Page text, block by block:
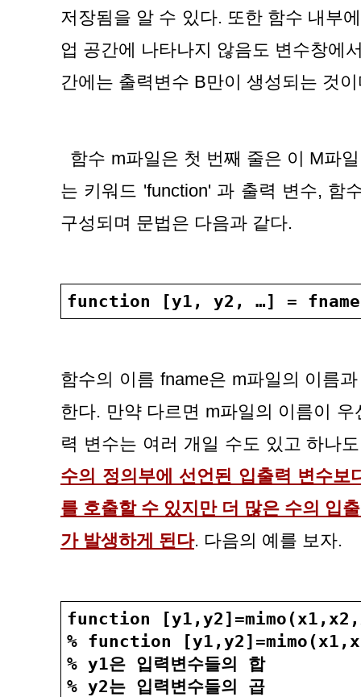
저장됨을 알 수 있다. 또한 함수 내부
업 공간에 나타나지 않음도 변수창에
간에는 출력변수 B만이 생성되는 것
는 키워드 'function' 과 출력 변수, 함
구성되며 문법은 다음과 같다.
function [y1, y2, …] =
함수의 이름 fname은 m파일의 이름
한다. 만약 다르면 m파일의 이름이
력 변수는 여러 개일 수도 있고 하나
수의 정의부에 선언된 입출력 변수보
를 호출할 수 있지만 더 많은 수의 입
가 발생하게 된다. 다음의 예를 보자.
function
% function
% y1은 입력변수들의 합
% y2는 입력변수들의 곱